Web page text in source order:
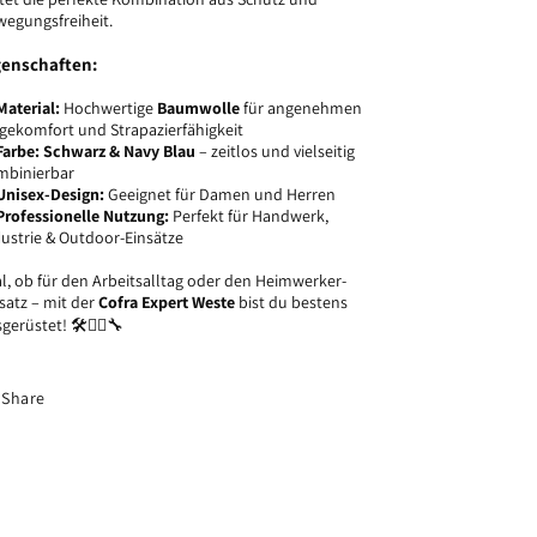
Hochwertige Baumwollefür angenehmen
und Strapazierfähigkeit
Schwarz & Navy Blau – zeitlos und vielseitig
Design:Geeignet für Damen und Herren
Nutzung: Perfekt für Handwerk,
& Outdoor-Einsätze
ob für den Arbeitsalltag oder den Heimwerker-
– mit derCofra Expert Weste bist du bestens
🛠️👷‍♂️🔧
Share